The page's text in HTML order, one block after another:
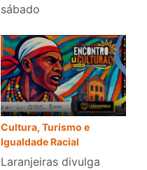
sábado
Cultura, Turismo e
Igualdade Racial
Laranjeiras divulga